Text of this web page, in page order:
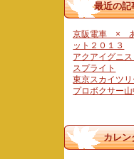
最近の記
京阪電車 × あ
ット２０１３
アクアイグニ
スプライト
東京スカイツリ
プロボクサー
カレン